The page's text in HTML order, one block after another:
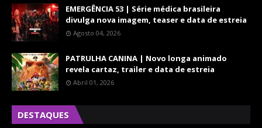
EMERGÊNCIA 53 | Série médica brasileira
divulga nova imagem, teaser e data de estreia
Agosto 04, 2026
PATRULHA CANINA | Novo longa animado
revela cartaz, trailer e data de estreia
Abril 01, 2026
DESTAQUES